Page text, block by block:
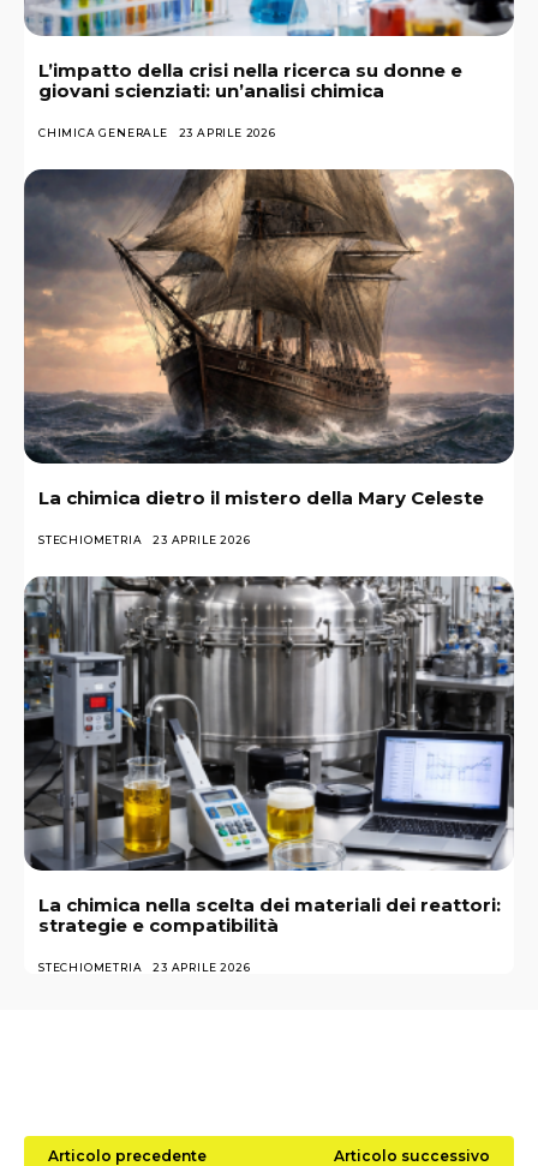
L’impatto della crisi nella ricerca su donne e
giovani scienziati: un’analisi chimica
CHIMICA GENERALE 23 APRILE 2026
La chimica dietro il mistero della Mary Celeste
STECHIOMETRIA 23 APRILE 2026
La chimica nella scelta dei materiali dei reattori:
strategie e compatibilità
STECHIOMETRIA 23 APRILE 2026
Articolo precedente Articolo successivo